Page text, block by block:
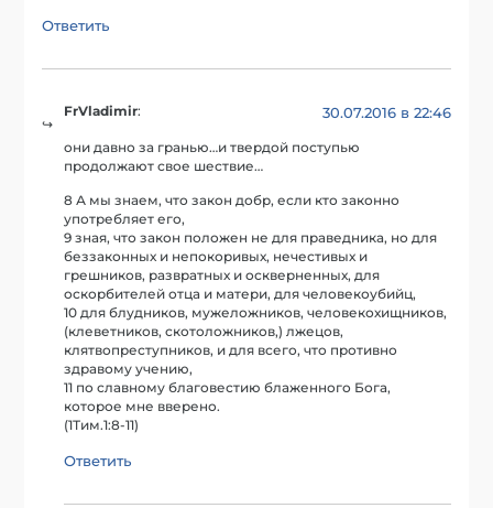
Ответить
FrVladimir: 30.07.2016 в 22:46
они давно за гранью…и твердой поступью
продолжают свое шествие…
8 А мы знаем, что закон добр, если кто законно
употребляет его,
9 зная, что закон положен не для праведника, но для
беззаконных и непокоривых, нечестивых и
грешников, развратных и оскверненных, для
оскорбителей отца и матери, для человекоубийц,
10 для блудников, мужеложников, человекохищников,
(клеветников, скотоложников,) лжецов,
клятвопреступников, и для всего, что противно
здравому учению,
11 по славному благовестию блаженного Бога,
которое мне вверено.
(1Тим.1:8-11)
Ответить